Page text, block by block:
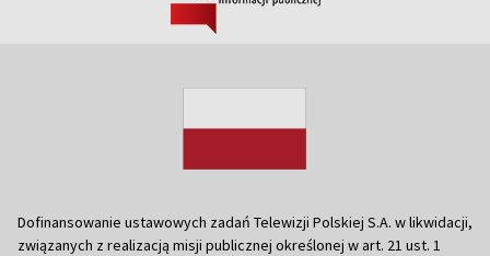
Dofinansowanie ustawowych zadań Telewizji Polskiej S.A. w likwidacji,
związanych z realizacją misji publicznej określonej w art. 21 ust. 1